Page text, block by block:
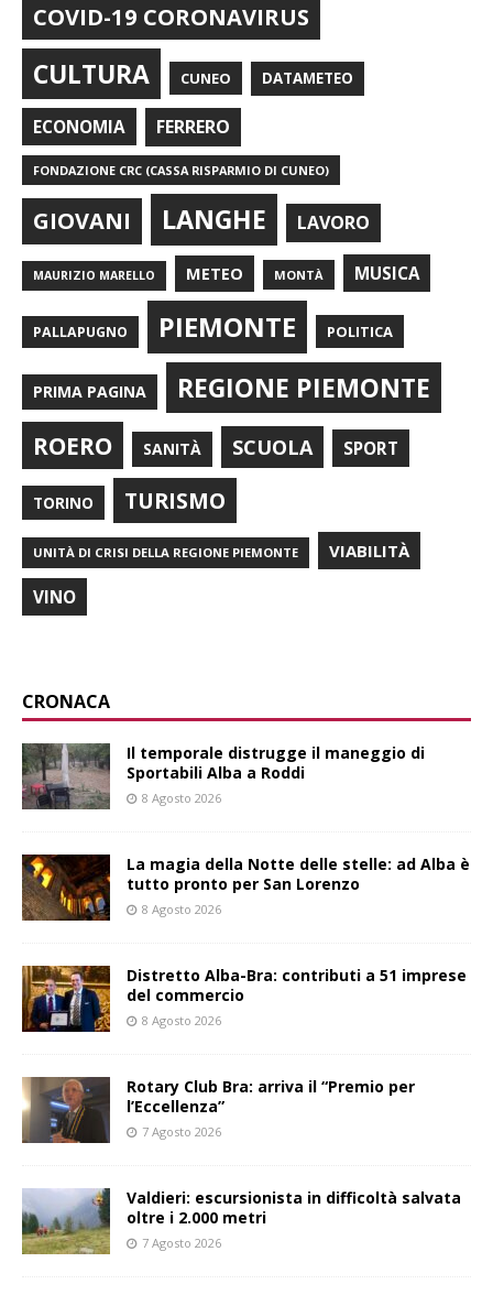
COVID-19 CORONAVIRUS
CULTURA CUNEO DATAMETEO
ECONOMIA FERRERO
FONDAZIONE CRC (CASSA RISPARMIO DI CUNEO)
GIOVANI LANGHE LAVORO
MAURIZIO MARELLO METEO MONTÀ MUSICA
PALLAPUGNO PIEMONTE POLITICA
PRIMA PAGINA REGIONE PIEMONTE
ROERO SANITÀ SCUOLA SPORT
TORINO TURISMO
UNITÀ DI CRISI DELLA REGIONE PIEMONTE VIABILITÀ
VINO
CRONACA
Il temporale distrugge il maneggio di
Sportabili Alba a Roddi
8 Agosto 2026
La magia della Notte delle stelle: ad Alba è
tutto pronto per San Lorenzo
8 Agosto 2026
Distretto Alba-Bra: contributi a 51 imprese
del commercio
8 Agosto 2026
Rotary Club Bra: arriva il “Premio per
l’Eccellenza”
7 Agosto 2026
Valdieri: escursionista in difficoltà salvata
oltre i 2.000 metri
7 Agosto 2026